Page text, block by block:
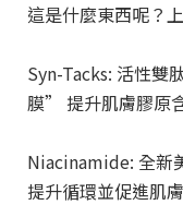
這是什麼東西呢？
Syn-Tacks: 活性雙
膜” 提升肌膚膠原
Niacinamide: 全新
提升循環並促進肌